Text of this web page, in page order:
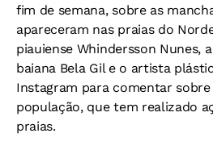
fim de semana, sobre as
apareceram nas praias do
piauiense Whindersson Nunes,
baiana Bela Gil e o artista
Instagram para comentar
população, que tem realizado
praias.